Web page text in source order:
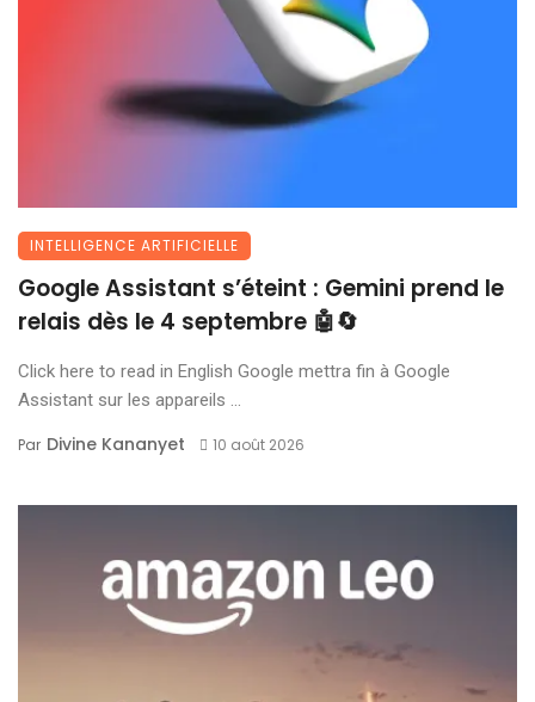
INTELLIGENCE ARTIFICIELLE
Google Assistant s’éteint : Gemini prend le
relais dès le 4 septembre 🤖🔄
Click here to read in English Google mettra fin à Google
Assistant sur les appareils ...
Par Divine Kananyet 10 août 2026